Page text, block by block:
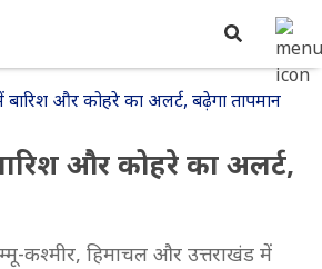
बारिश और कोहरे का अलर्ट, बढ़ेगा तापमान
और कोहरे का अलर्ट,
कश्मीर, हिमाचल और उत्तराखंड में